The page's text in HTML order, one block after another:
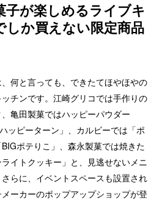
子が楽しめるライブキ
しか買えない限定商品
何と言っても、できたてほやほやの
チンです。江崎グリコでは手作りの
亀田製菓ではハッピーパウダー
ッピーターン」、カルビーでは「ポ
ポテりこ」、森永製菓では焼きた
イトクッキー」と、見逃せないメニ
らに、イベントスペースも設置され
ーカーのポップアップショップが登